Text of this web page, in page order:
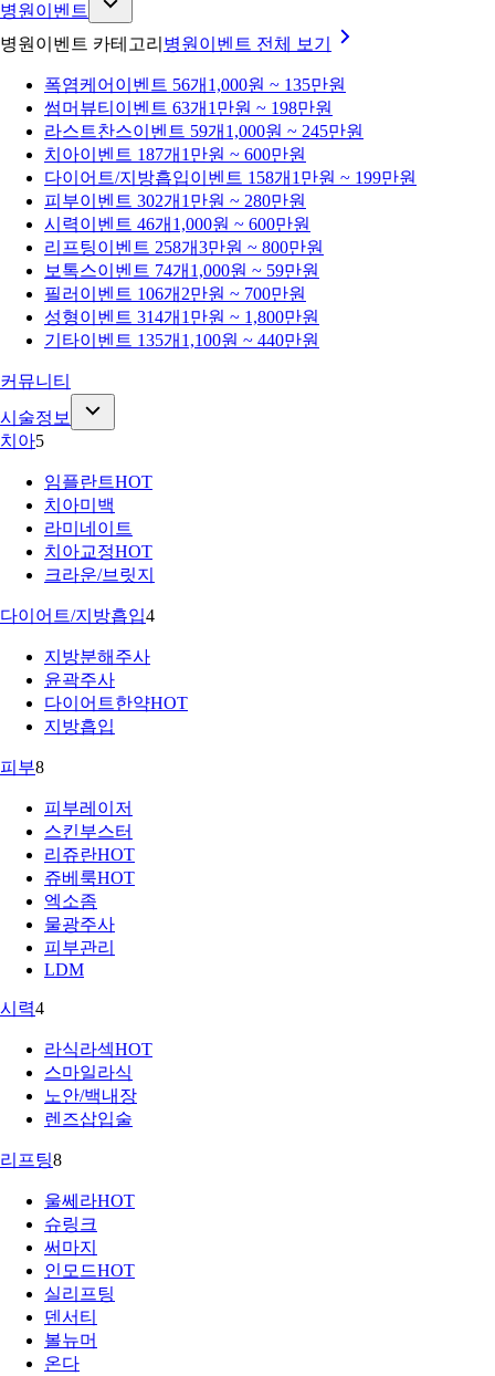
병원이벤트
병원이벤트 카테고리 병원이벤트 전체 보기
폭염케어 이벤트 56개 1,000원 ~ 135만원
썸머뷰티 이벤트 63개 1만원 ~ 198만원
라스트찬스이벤트 59개 1,000원 ~ 245만원
치아이벤트 187개 1만원 ~ 600만원
다이어트/지방흡입이벤트 158개 1만원 ~ 199만원
피부이벤트 302개 1만원 ~ 280만원
시력이벤트 46개 1,000원 ~ 600만원
리프팅이벤트 258개3만원 ~ 800만원
보톡스이벤트 74개 1,000원 ~ 59만원
필러 이벤트 106개 2만원 ~ 700만원
성형이벤트 314개 1만원 ~ 1,800만원
기타이벤트 135개 1,100원 ~ 440만원
커뮤니티
시술정보
치아5
임플란트HOT
치아미백
라미네이트
치아교정HOT
크라운/브릿지
다이어트/지방흡입4
지방분해주사
윤곽주사
다이어트한약HOT
지방흡입
피부8
피부레이저
스킨부스터
리쥬란HOT
쥬베룩HOT
엑소좀
물광주사
피부관리
LDM
시력4
라식라섹HOT
스마일라식
노안/백내장
렌즈삽입술
리프팅8
울쎄라HOT
슈링크
써마지
인모드HOT
실리프팅
덴서티
볼뉴머
온다